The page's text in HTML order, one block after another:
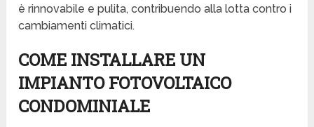
è rinnovabile e pulita, contribuendo alla lotta contro i
cambiamenti climatici.
COME INSTALLARE UN
IMPIANTO FOTOVOLTAICO
CONDOMINIALE